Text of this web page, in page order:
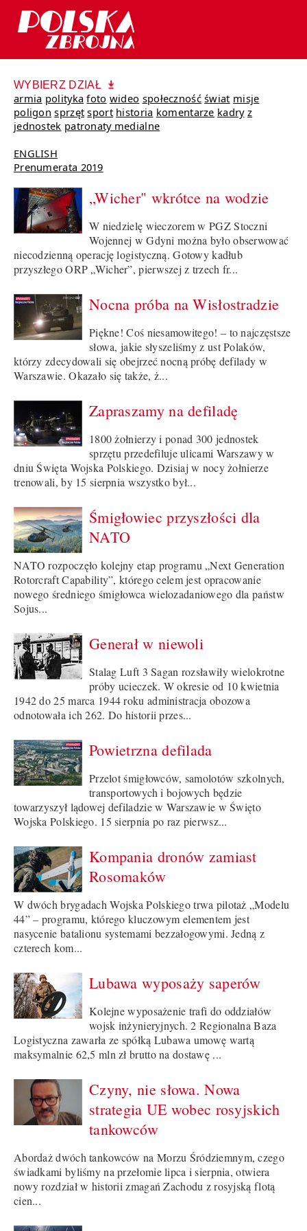
WYBIERZ DZIAŁ
armia polityka foto wideo społeczność świat misje
poligon sprzęt sport historia komentarze kadry z
jednostek patronaty medialne
ENGLISH
Prenumerata 2019
„Wicher" wkrótce na wodzie
W niedzielę wieczorem w PGZ Stoczni
Wojennej w Gdyni można było obserwować
niecodzienną operację logistyczną. Gotowy kadłub
przyszłego ORP „Wicher”, pierwszej z trzech fr...
Nocna próba na Wisłostradzie
Piękne! Coś niesamowitego! – to najczęstsze
słowa, jakie słyszeliśmy z ust Polaków,
którzy zdecydowali się obejrzeć nocną próbę defilady w
Warszawie. Okazało się także, ż...
Zapraszamy na defiladę
1800 żołnierzy i ponad 300 jednostek
sprzętu przedefiluje ulicami Warszawy w
dniu Święta Wojska Polskiego. Dzisiaj w nocy żołnierze
trenowali, by 15 sierpnia wszystko był...
Śmigłowiec przyszłości dla
NATO
NATO rozpoczęło kolejny etap programu „Next Generation
Rotorcraft Capability”, którego celem jest opracowanie
nowego średniego śmigłowca wielozadaniowego dla państw
Sojus...
Generał w niewoli
Stalag Luft 3 Sagan rozsławiły wielokrotne
próby ucieczek. W okresie od 10 kwietnia
1942 do 25 marca 1944 roku administracja obozowa
odnotowała ich 262. Do historii przes...
Powietrzna defilada
Przelot śmigłowców, samolotów szkolnych,
transportowych i bojowych będzie
towarzyszył lądowej defiladzie w Warszawie w Święto
Wojska Polskiego. 15 sierpnia po raz pierwsz...
Kompania dronów zamiast
Rosomaków
W dwóch brygadach Wojska Polskiego trwa pilotaż „Modelu
44” – programu, którego kluczowym elementem jest
nasycenie batalionu systemami bezzałogowymi. Jedną z
czterech kom...
Lubawa wyposaży saperów
Kolejne wyposażenie trafi do oddziałów
wojsk inżynieryjnych. 2 Regionalna Baza
Logistyczna zawarła ze spółką Lubawa umowę wartą
maksymalnie 62,5 mln zł brutto na dostawę ...
Czyny, nie słowa. Nowa
strategia UE wobec rosyjskich
tankowców
Abordaż dwóch tankowców na Morzu Śródziemnym, czego
świadkami byliśmy na przełomie lipca i sierpnia, otwiera
nowy rozdział w historii zmagań Zachodu z rosyjską flotą
cien...